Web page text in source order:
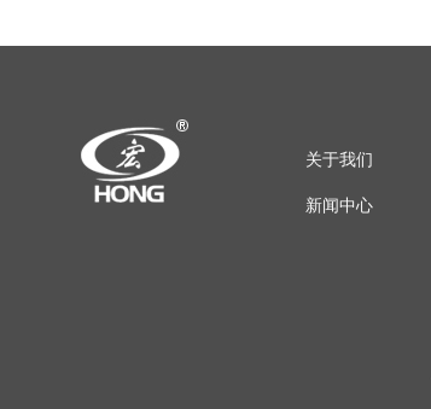
关于我们
新闻中心